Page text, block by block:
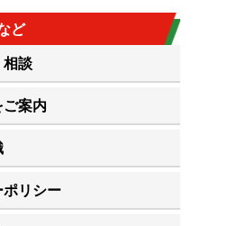
ど
相談
案内
リシー